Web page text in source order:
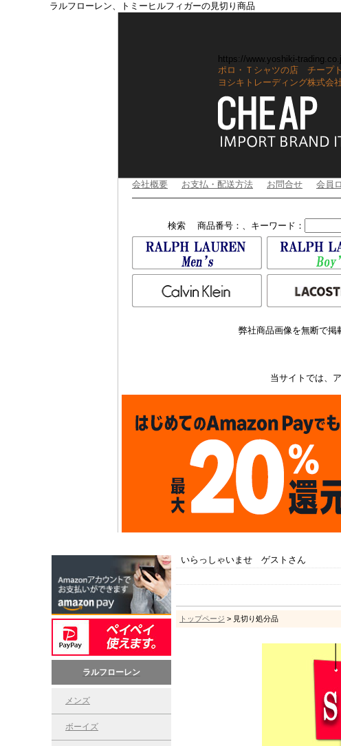
ラルフローレン、トミーヒルフィガーの見切り商品
https://www.yoshiki-
ポロ・Ｔシャツの店 チープ
ヨシキトレーディング株式会
会社概要 お支払・配送方法 お問合せ 会員
検索 商品番号：、キーワード：
弊社商品画像を無断で掲
当サイトでは、
ラルフローレン
メンズ
ボーイズ
いらっしゃいませ ゲストさん
トップページ > 見切り処分品